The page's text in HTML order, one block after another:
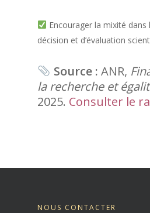
Encourager la mixité dans
décision et d’évaluation
Source : ANR,
la recherche et
2025. Consulter le
NOUS CONTACTER